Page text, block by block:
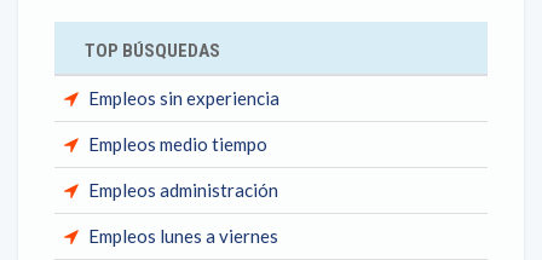
TOP BÚSQUEDAS
Empleos sin experiencia
Empleos medio tiempo
Empleos administración
Empleos lunes a viernes